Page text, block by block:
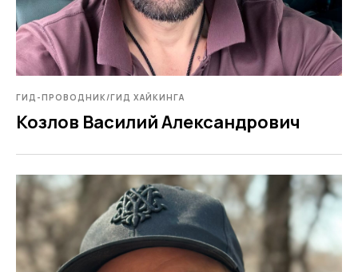
ГИД-ПРОВОДНИК/ГИД ХАЙКИНГА
Козлов Василий Александрович